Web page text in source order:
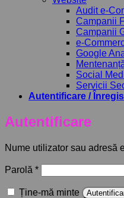
Audit e-
Campanii
Campanii
e-
Google
Social
Servicii
Autentificare /
Autentificare
Nume utilizator sau adresă
Parolă *Obligatoriu
Ține-mă minte